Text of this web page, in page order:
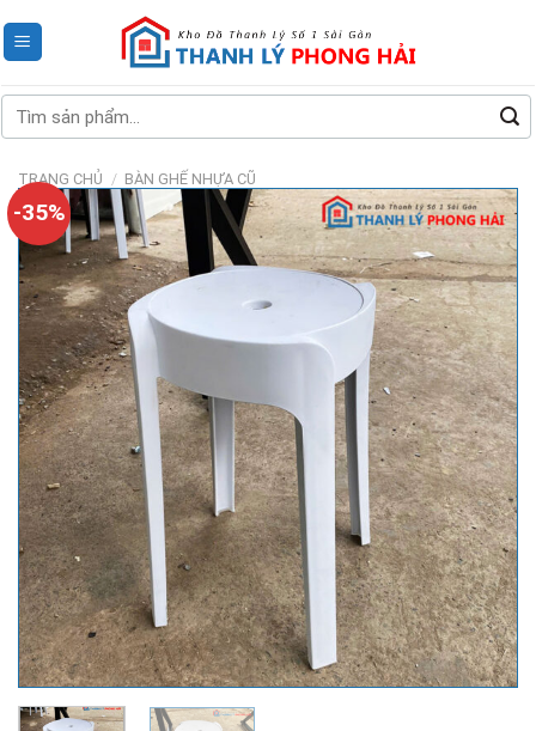
to
Tìm
kiếm:
TRANG CHỦ / BÀN GHẾ NHỰA CŨ
-35%